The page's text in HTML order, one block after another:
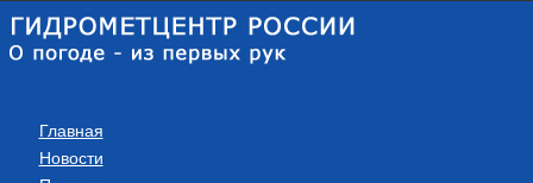
Главная
Новости